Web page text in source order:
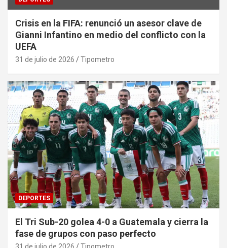
Crisis en la FIFA: renunció un asesor clave de
Gianni Infantino en medio del conflicto con la
UEFA
31 de julio de 2026 Tipometro
DEPORTES
El Tri Sub-20 golea 4-0 a Guatemala y cierra la
fase de grupos con paso perfecto